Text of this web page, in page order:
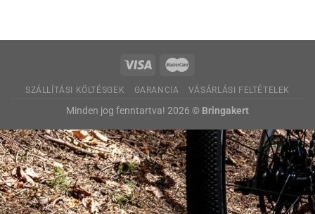
SZÁLLÍTÁSI KÖLTÉSGEK GARANCIA VÁSÁRLÁSI FELTÉTELEK
Minden jog fenntartva! 2026 © Bringakert